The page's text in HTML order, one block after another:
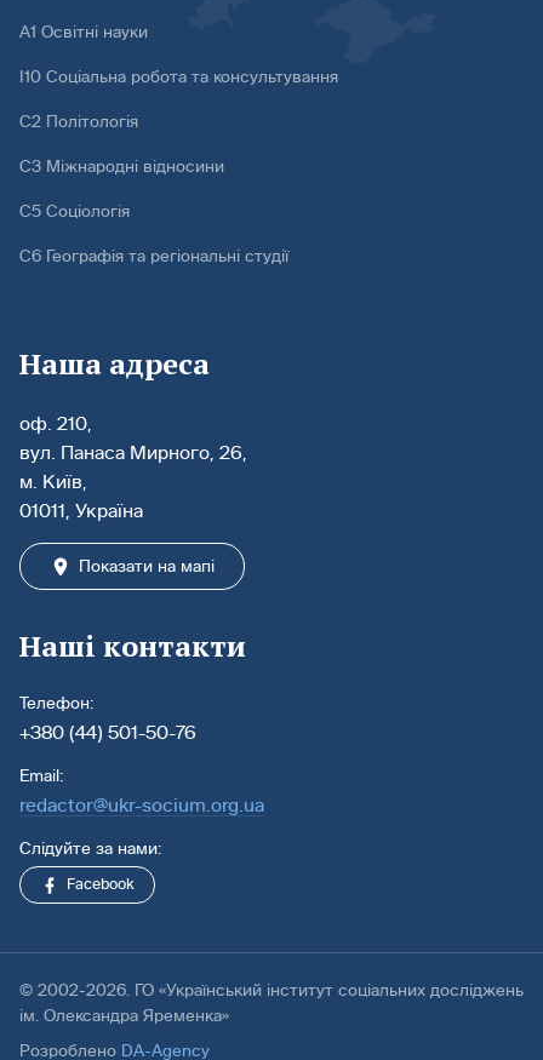
А1 Освітні науки
І10 Соціальна робота та консультування
С2 Політологія
С3 Міжнародні відносини
С5 Соціологія
С6 Географія та регіональні студії
Наша адреса
оф. 210,
вул. Панаса Мирного, 26,
м. Київ,
01011, Україна
Показати на мапі
Наші контакти
Телефон:
+380 (44) 501-50-76
Email:
redactor@ukr-socium.org.ua
Слідуйте за нами:
Facebook
© 2002-2026. ГО «Український інститут соціальних досліджень
ім. Олександра Яременка»
Розроблено DA-Agency